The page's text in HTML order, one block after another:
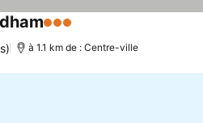
3 Étoiles
à 1.1 km de : Centre-ville